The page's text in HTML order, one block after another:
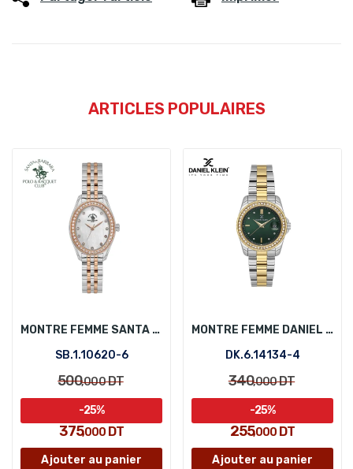
ARTICLES POPULAIRES
MONTRE FEMME SANTA BARBARA POLO SB.1.10620-6
SB.1.10620-6
500,000DT
375,000 DT
-25%
Ajouter au panier
MONTRE FEMME DANIEL KLEIN DK.6.14134-4
DK.6.14134-4
340,000DT
255,000 DT
-25%
Ajouter au panier